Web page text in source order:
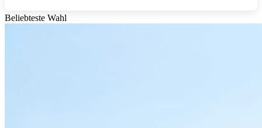
Beliebteste Wahl